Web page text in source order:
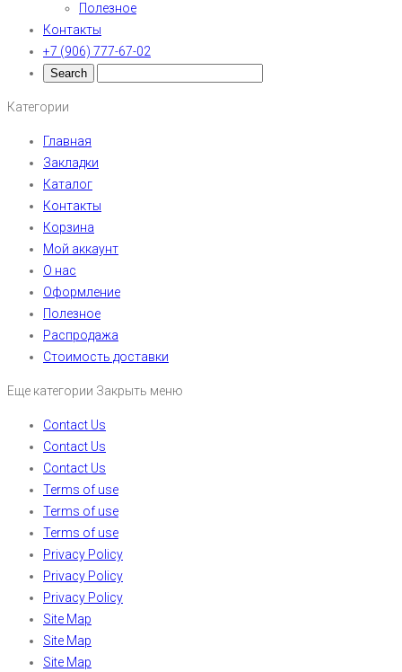
Полезное
Контакты
+7 (906) 777-67-02
Категории
Главная
Закладки
Каталог
Контакты
Корзина
Мой аккаунт
О нас
Оформление
Полезное
Распродажа
Стоимость доставки
Еще категории Закрыть меню
Contact Us
Contact Us
Contact Us
Terms of use
Terms of use
Terms of use
Privacy Policy
Privacy Policy
Privacy Policy
Site Map
Site Map
Site Map